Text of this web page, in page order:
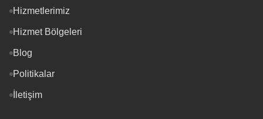
Hizmetlerimiz
Hizmet Bölgeleri
Blog
Politikalar
İletişim